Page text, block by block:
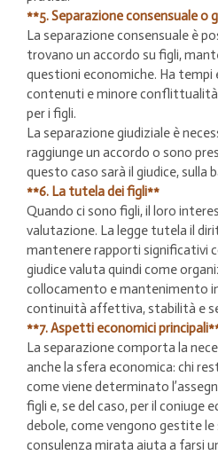
**5. Separazione consensuale o
La separazione consensuale è
trovano un accordo su figli,
questioni economiche. Ha tempi
contenuti e minore
per i figli.
La separazione giudiziale è
raggiunge un accordo o sono
questo caso sarà il giudice, sulla
**6. La tutela dei figli**
Quando ci sono figli, il loro
valutazione. La legge tutela il
mantenere rapporti significativi
giudice valuta quindi come
collocamento e mantenimento
continuità affettiva, stabilità e
**7. Aspetti economici
La separazione comporta la
anche la sfera economica: chi
come viene determinato
figli e, se del caso, per il coniuge
debole, come vengono gestite le
consulenza mirata aiuta a farsi